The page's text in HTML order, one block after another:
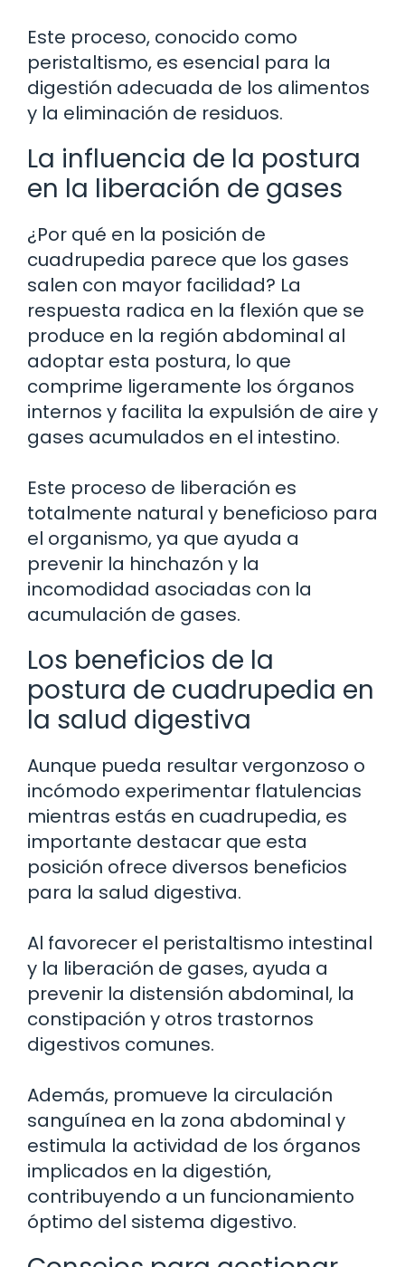
Este proceso, conocido como
peristaltismo, es esencial para la
digestión adecuada de los alimentos
y la eliminación de residuos.
La influencia de la postura
en la liberación de gases
¿Por qué en la posición de
cuadrupedia parece que los gases
salen con mayor facilidad? La
respuesta radica en la flexión que se
produce en la región abdominal al
adoptar esta postura, lo que
comprime ligeramente los órganos
internos y facilita la expulsión de aire y
gases acumulados en el intestino.
Este proceso de liberación es
totalmente natural y beneficioso para
el organismo, ya que ayuda a
prevenir la hinchazón y la
incomodidad asociadas con la
acumulación de gases.
Los beneficios de la
postura de cuadrupedia en
la salud digestiva
Aunque pueda resultar vergonzoso o
incómodo experimentar flatulencias
mientras estás en cuadrupedia, es
importante destacar que esta
posición ofrece diversos beneficios
para la salud digestiva.
Al favorecer el peristaltismo intestinal
y la liberación de gases, ayuda a
prevenir la distensión abdominal, la
constipación y otros trastornos
digestivos comunes.
Además, promueve la circulación
sanguínea en la zona abdominal y
estimula la actividad de los órganos
implicados en la digestión,
contribuyendo a un funcionamiento
óptimo del sistema digestivo.